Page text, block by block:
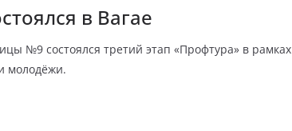
в Вагае
№9 состоялся третий этап «Профтура» в рамках
молодёжи.